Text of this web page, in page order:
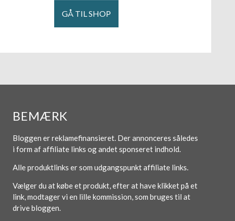
GÅ TIL SHOP
BEMÆRK
Bloggen er reklamefinansieret. Der annonceres således
i form af affiliate links og andet sponseret indhold.
Alle produktlinks er som udgangspunkt affiliate links.
Vælger du at købe et produkt, efter at have klikket på et
link, modtager vi en lille kommission, som bruges til at
drive bloggen.